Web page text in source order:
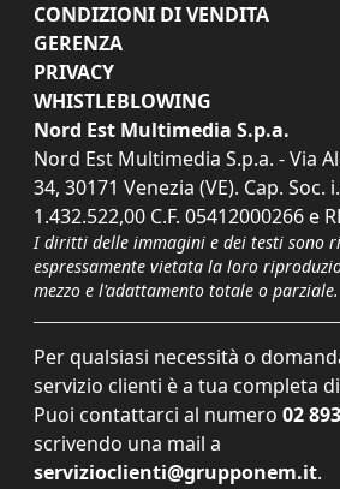
CONDIZIONI DI VENDITA
GERENZA
PRIVACY
WHISTLEBLOWING
Nord Est Multimedia S.p.a.
Nord Est Multimedia S.p.a. - Via
34, 30171 Venezia (VE). Cap. Soc.
1.432.522,00 C.F. 05412000266 e
I diritti delle immagini e dei testi sono
espressamente vietata la loro
mezzo e l'adattamento totale o parziale.
Per qualsiasi necessità o
servizio clienti è a tua completa
Puoi contattarci al numero 02
scrivendo una mail a
servizioclienti@grupponem.it.